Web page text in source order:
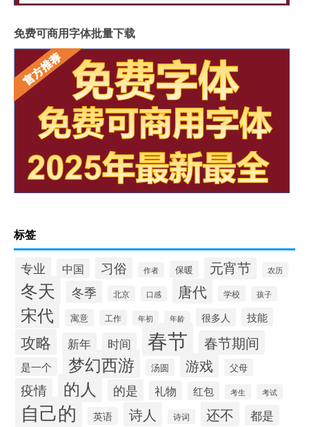
免费可商用字体批量下载
标签
专业 中国 习俗 作者 保暖 元宵节 农历
冬天 冬季 北京 口感 唐代 学校 孩子
宋代 寓意 工作 年初 年龄 很多人 技能
攻略 新年 时间 春节 春节期间
是一个 梦幻西游 汤圆 游戏 父母
疫情 的人 的是 礼物 红包 考生 考试
自己的 英语 诗人 诗词 还不 都是